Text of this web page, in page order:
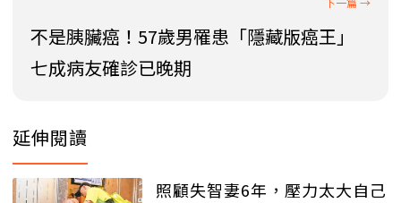
不是胰臟癌！57歲男罹患「隱藏版癌王」
七成病友確診已晚期
延伸閱讀
照顧失智妻6年，壓力太大自己